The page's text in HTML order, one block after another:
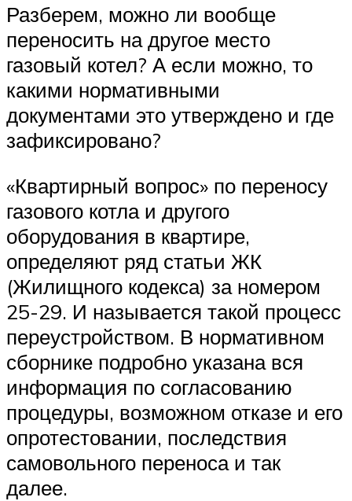
Разберем, можно ли вообще
переносить на другое место
газовый котел? А если можно, то
какими нормативными
документами это утверждено и где
зафиксировано?
«Квартирный вопрос» по переносу
газового котла и другого
оборудования в квартире,
определяют ряд статьи ЖК
(Жилищного кодекса) за номером
25-29. И называется такой процесс
переустройством. В нормативном
сборнике подробно указана вся
информация по согласованию
процедуры, возможном отказе и его
опротестовании, последствия
самовольного переноса и так
далее.